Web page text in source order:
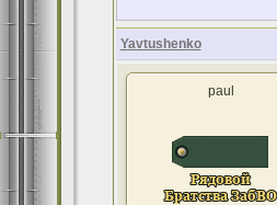
Yavtushenko
paul